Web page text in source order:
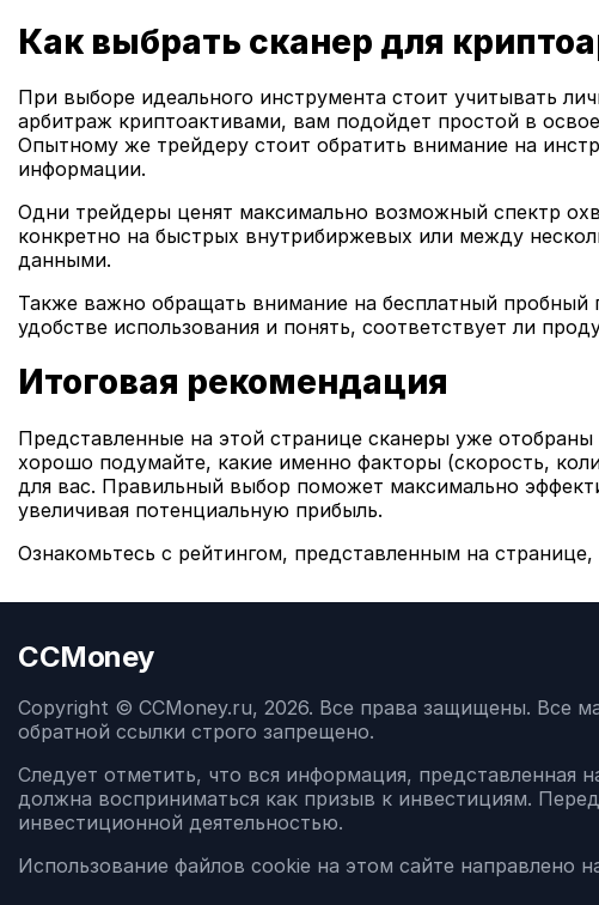
Как выбрать сканер для
При выборе идеального инструмента стоит учитывать
арбитраж криптоактивами, вам подойдет простой в
Опытному же трейдеру стоит обратить внимание на
информации.
Одни трейдеры ценят максимально возможный спектр
конкретно на быстрых внутрибиржевых или между
данными.
Также важно обращать внимание на бесплатный
удобстве использования и понять, соответствует ли
Итоговая рекомендация
Представленные на этой странице сканеры уже
хорошо подумайте, какие именно факторы (скорость,
для вас. Правильный выбор поможет максимально
увеличивая потенциальную прибыль.
Ознакомьтесь с рейтингом, представленным на
CCMoney
Copyright © CCMoney.ru, 2026. Все права защищены. Все
обратной ссылки строго запрещено.
Следует отметить, что вся информация, представленная
должна восприниматься как призыв к инвестициям.
инвестиционной деятельностью.
Использование файлов cookie на этом сайте направлено